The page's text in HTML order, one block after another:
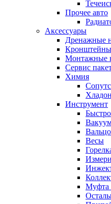
Прочее авто
Аксессуары
Дренажные
Кронштейны
Монтажные
Сервис
Химия
Инструмент
Весы
Муфта